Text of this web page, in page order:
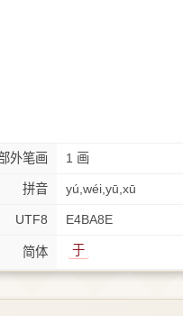
外笔画 1 画
拼音 yú,wéi,yū,xū
UTF8 E4BA8E
简体 于